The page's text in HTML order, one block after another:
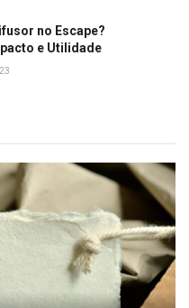
no Escape?
e Utilidade